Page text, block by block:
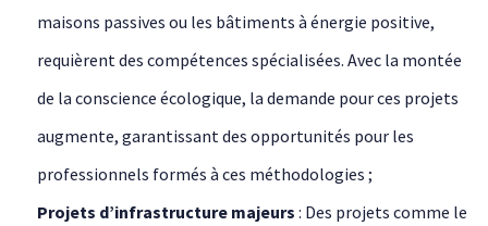
maisons passives ou les bâtiments à énergie positive,
requièrent des compétences spécialisées. Avec la montée
de la conscience écologique, la demande pour ces projets
augmente, garantissant des opportunités pour les
professionnels formés à ces méthodologies ;
Projets d’infrastructure majeurs : Des projets comme le